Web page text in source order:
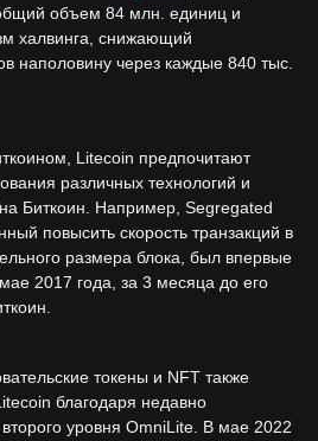
объем 84 млн. единиц и
халвинга, снижающий
наполовину через каждые 840 тыс.
Litecoin предпочитают
различных технологий и
Биткоин. Например, Segregated
повысить скорость транзакций в
размера блока, был впервые
2017 года, за 3 месяца до его
токены и NFT также
благодаря недавно
уровня OmniLite. В мае 2022